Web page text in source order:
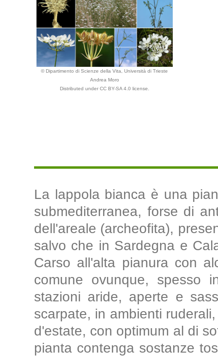
© Dipartimento di Scienze della Vita, Università di Trieste
Andrea Moro
Distributed under CC BY-SA 4.0 license.
La lappola bianca è una
submediterranea, forse di
dell'areale (archeofita),
salvo che in Sardegna e
Carso all'alta pianura con
comune ovunque, spesso
stazioni aride, aperte e
scarpate, in ambienti
d'estate, con optimum al di
pianta contenga sostanze